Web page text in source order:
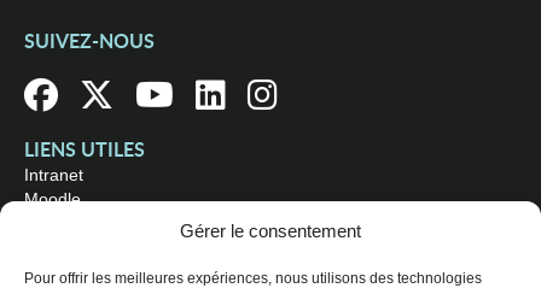
Gérer le consentement
Pour offrir les meilleures expériences, nous utilisons des technologies
SUIVEZ-NOUS
LIENS UTILES
Intranet
Moodle